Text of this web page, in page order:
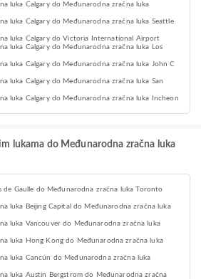
luka Calgary do Međunarodna zračna luka
luka Calgary do Međunarodna zračna luka Seattle
luka Calgary do Victoria International Airport
luka Calgary do Međunarodna zračna luka Los
luka Calgary do Međunarodna zračna luka John C
luka Calgary do Međunarodna zračna luka San
luka Calgary do Međunarodna zračna luka Incheon
lukama do Međunarodna zračna luka
de Gaulle do Međunarodna zračna luka Toronto
luka Beijing Capital do Međunarodna zračna luka
luka Vancouver do Međunarodna zračna luka
luka Hong Kong do Međunarodna zračna luka
luka Cancún do Međunarodna zračna luka
luka Austin Bergstrom do Međunarodna zračna